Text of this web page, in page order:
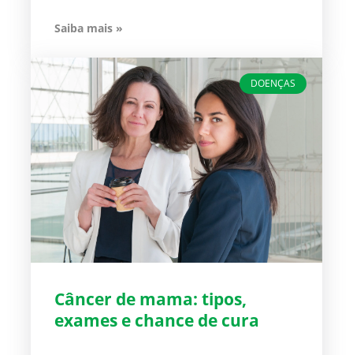
Saiba mais »
DOENÇAS
Câncer de mama: tipos,
exames e chance de cura